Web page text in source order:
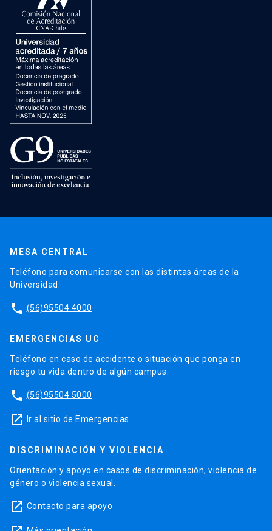
MESA CENTRAL
Teléfono para comunicarse con las distintas áreas de la
Universidad.
phone (56)95504 4000
EMERGENCIAS UC
Teléfono en caso de accidente o situación que ponga en
riesgo tu vida dentro de algún campus.
phone (56)95504 5000
launch Ir al sitio de Emergencias
DISCRIMINACIÓN Y VIOLENCIA
Orientación y apoyo en casos de discriminación, violencia de
género o violencia sexual.
launch Contacto para apoyo